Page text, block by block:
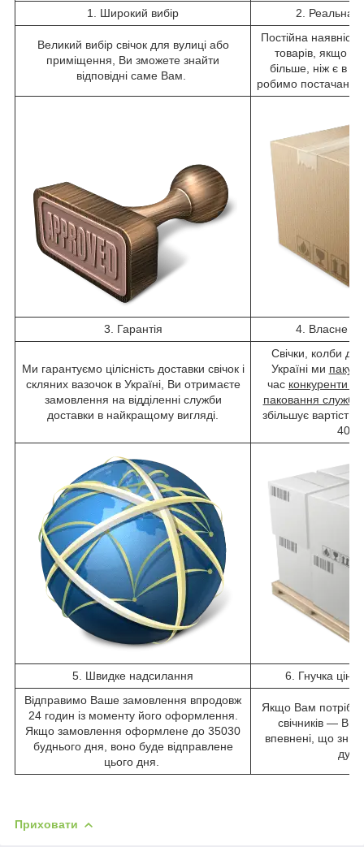
1. Широкий вибір 2. Реальна
Великий вибір свічок для вулиці або
приміщення, Ви зможете знайти
відповідні саме Вам.
Постійна
товарів, якщо
більше, ніж є в
робимо
3. Гарантія 4. Власне
Ми гарантуємо цілісність доставки свічок і
скляних вазочок в Україні, Ви отримаєте
замовлення на відділенні служби
доставки в найкращому вигляді.
Свічки, колби
Україні ми
час конкуренти
паковання служби
збільшує вартість
5. Швидке надсилання
6. Гнучка
Відправимо Ваше замовлення впродовж
24 годин із моменту його оформлення.
Якщо замовлення оформлене до 35030
буднього дня, воно буде відправлене
цього дня.
Якщо Вам потрібно
свічників — Ви
впевнені, що
душі.
Приховати